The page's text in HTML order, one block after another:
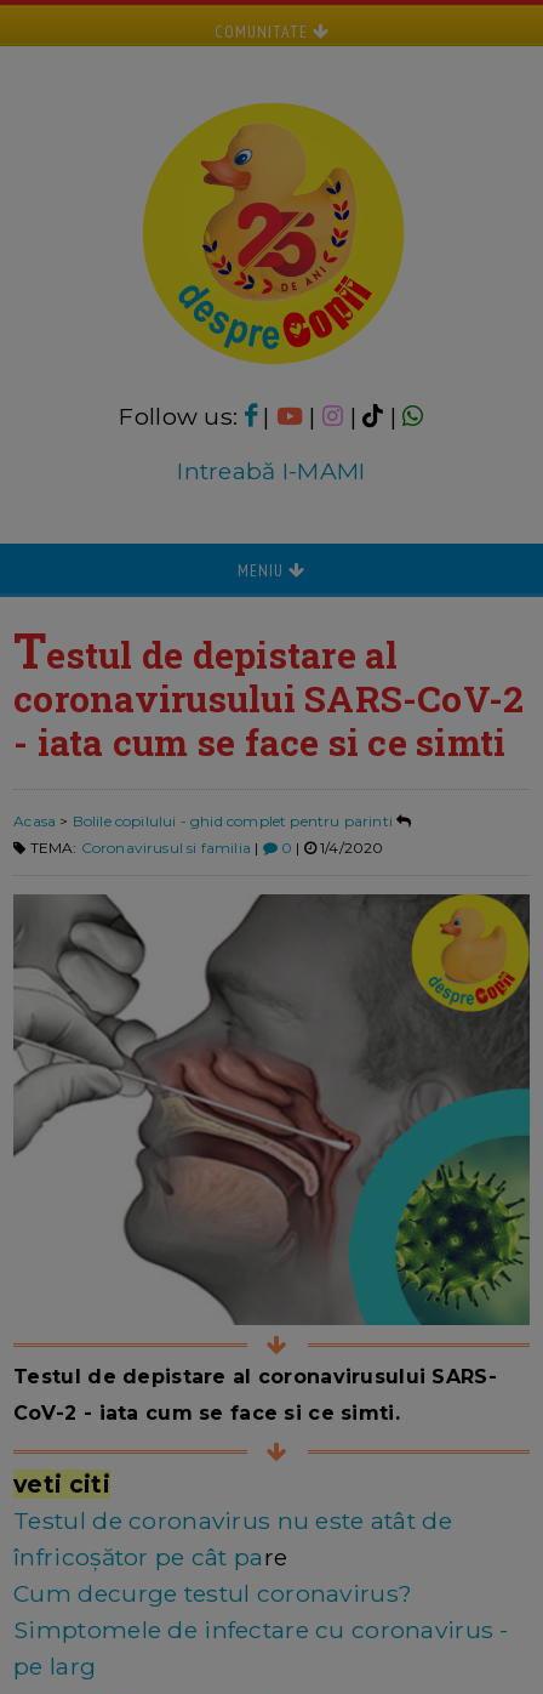
COMUNITATE
Follow us: | | |
|
Intreabă I-MAMI
MENIU
Testul de depistare al
coronavirusului SARS-CoV-2
- iata cum se face si ce simti
Acasa > Bolile copilului - ghid complet pentru parinti
TEMA: Coronavirusul si familia | 0 | 1/4/2020
Testul de depistare al coronavirusului SARS-
CoV-2 - iata cum se face si ce simti.
veti citi
Testul de coronavirus nu este atât de
înfricoșător pe cât pare
Cum decurge testul coronavirus?
Simptomele de infectare cu coronavirus -
pe larg